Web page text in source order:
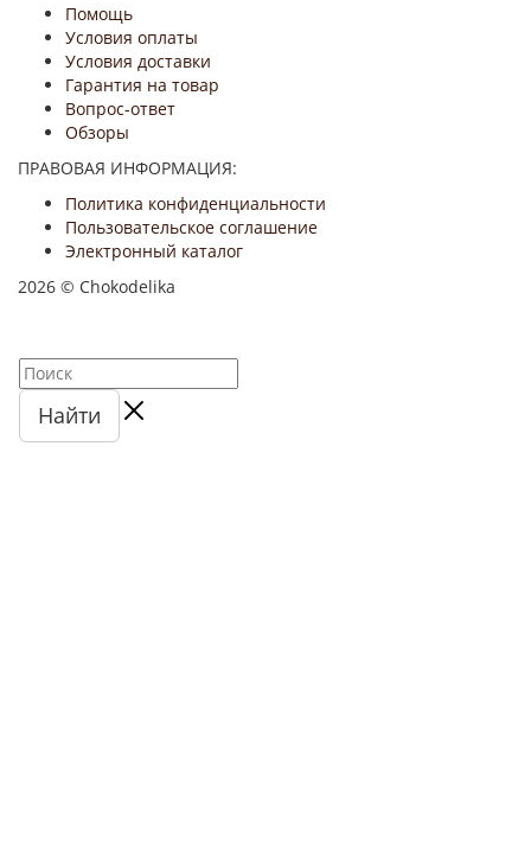
Помощь
Условия оплаты
Условия доставки
Гарантия на товар
Вопрос-ответ
Обзоры
ПРАВОВАЯ ИНФОРМАЦИЯ:
Политика конфиденциальности
Пользовательское соглашение
Электронный каталог
2026 © Chokodelika
Найти